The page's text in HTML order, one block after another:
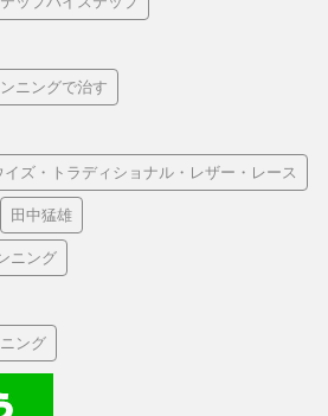
ニングで治す
ズ・トラディショナル・レザー・レース
田中猛雄
ニング
ング